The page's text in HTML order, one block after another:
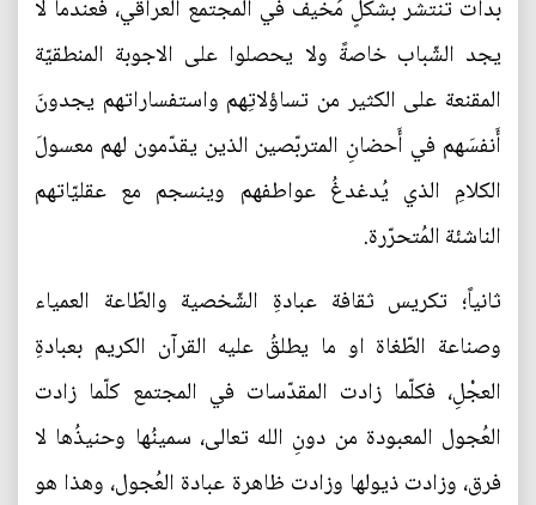
بدأت تنتشر بشكلٍ مُخيف في المجتمع العراقي، فعندما لا
يجد الشّباب خاصةً ولا يحصلوا على الاجوبة المنطقيّة
المقنعة على الكثير من تساؤلاتِهم واستفساراتهم يجدونَ
أَنفسَهم في أَحضانِ المتربّصين الذين يقدّمون لهم معسولَ
الكلامِ الذي يُدغدغُ عواطفهم وينسجم مع عقليّاتهم
الناشئة المُتحرّرة.
ثانياً؛ تكريس ثقافة عبادةِ الشّخصية والطّاعة العمياء
وصناعة الطّغاة او ما يطلقُ عليه القرآن الكريم بعبادةِ
العجْلِ، فكلّما زادت المقدّسات في المجتمع كلّما زادت
العُجول المعبودة من دونِ الله تعالى، سمينُها وحنيذُها لا
فرق، وزادت ذيولها وزادت ظاهرة عبادة العُجول، وهذا هو